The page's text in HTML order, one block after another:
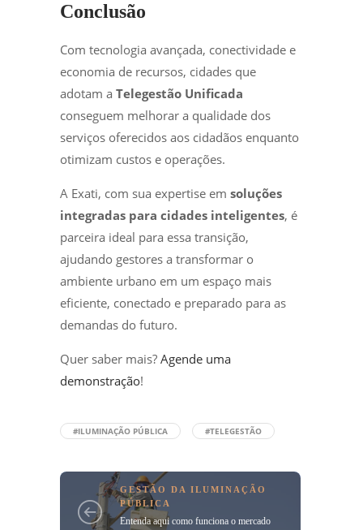
Conclusão
Com tecnologia avançada, conectividade e
economia de recursos, cidades que
adotam a Telegestão Unificada
conseguem melhorar a qualidade dos
serviços oferecidos aos cidadãos enquanto
otimizam custos e operações.
A Exati, com sua expertise em soluções
integradas para cidades inteligentes, é
parceira ideal para essa transição,
ajudando gestores a transformar o
ambiente urbano em um espaço mais
eficiente, conectado e preparado para as
demandas do futuro.
Quer saber mais? Agende uma
demonstração!
#ILUMINAÇÃO PÚBLICA #TELEGESTÃO
GESTÃO DA ILUMINAÇÃO
PÚBLICA
Entenda aqui como funciona o mercado